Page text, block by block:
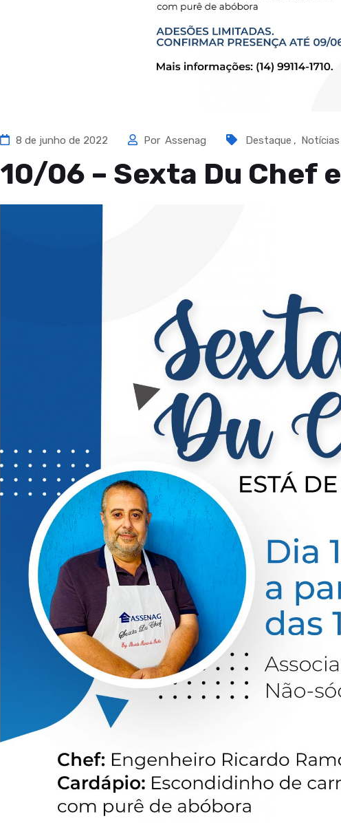
8 de junho de 2022 Por Assenag Destaque , Notícias
10/06 – Sexta Du Chef